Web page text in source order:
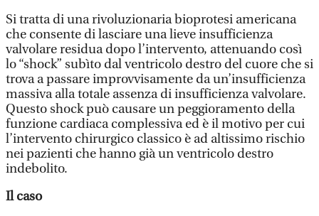
Si tratta di una rivoluzionaria bioprotesi americana
che consente di lasciare una lieve insufficienza
valvolare residua dopo l’intervento, attenuando così
lo “shock” subìto dal ventricolo destro del cuore che si
trova a passare improvvisamente da un’insufficienza
massiva alla totale assenza di insufficienza valvolare.
Questo shock può causare un peggioramento della
funzione cardiaca complessiva ed è il motivo per cui
l’intervento chirurgico classico è ad altissimo rischio
nei pazienti che hanno già un ventricolo destro
indebolito.
Il caso